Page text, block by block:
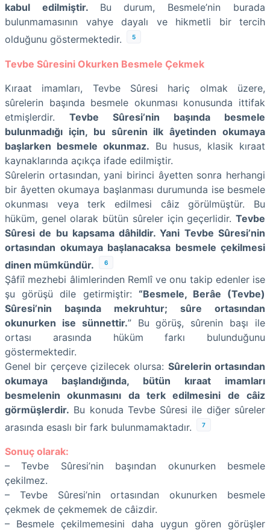
kabul edilmiştir. Bu durum, Besmele’nin burada
bulunmamasının vahye dayalı ve hikmetli bir tercih
olduğunu göstermektedir.
5
Tevbe Sûresini Okurken Besmele Çekmek
Kıraat imamları, Tevbe Sûresi hariç olmak üzere,
sûrelerin başında besmele okunması konusunda ittifak
etmişlerdir. Tevbe Sûresi’nin başında besmele
bulunmadığı için, bu sûrenin ilk âyetinden okumaya
başlarken besmele okunmaz. Bu husus, klasik kıraat
kaynaklarında açıkça ifade edilmiştir.
Sûrelerin ortasından, yani birinci âyetten sonra herhangi
bir âyetten okumaya başlanması durumunda ise besmele
okunması veya terk edilmesi câiz görülmüştür. Bu
hüküm, genel olarak bütün sûreler için geçerlidir. Tevbe
Sûresi de bu kapsama dâhildir. Yani Tevbe Sûresi’nin
ortasından okumaya başlanacaksa besmele çekilmesi
dinen mümkündür.
6
Şâfiî mezhebi âlimlerinden Remlî ve onu takip edenler ise
şu görüşü dile getirmiştir: “Besmele, Berâe (Tevbe)
Sûresi’nin başında mekruhtur; sûre ortasından
okunurken ise sünnettir.” Bu görüş, sûrenin başı ile
ortası arasında hüküm farkı bulunduğunu
göstermektedir.
Genel bir çerçeve çizilecek olursa: Sûrelerin ortasından
okumaya başlandığında, bütün kıraat imamları
besmelenin okunmasını da terk edilmesini de câiz
görmüşlerdir. Bu konuda Tevbe Sûresi ile diğer sûreler
arasında esaslı bir fark bulunmamaktadır.
7
Sonuç olarak:
– Tevbe Sûresi’nin başından okunurken besmele
çekilmez.
– Tevbe Sûresi’nin ortasından okunurken besmele
çekmek de çekmemek de câizdir.
– Besmele çekilmemesini daha uygun gören görüşler